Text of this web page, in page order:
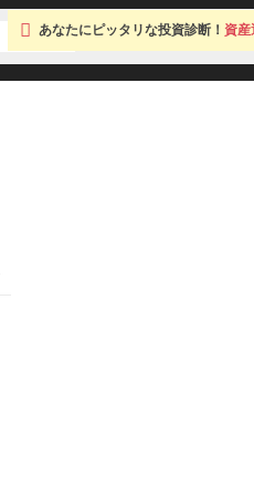
あなたにピッタリな投資診断！資産